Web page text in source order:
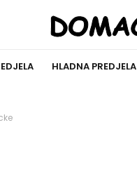
HLADNA PREDJELA